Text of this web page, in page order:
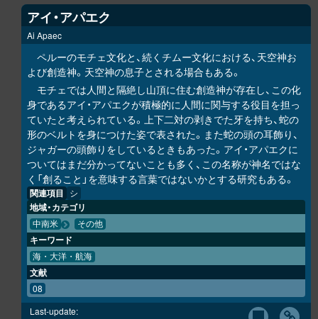
アイ・アパエク
Ai Apaec
ペルーのモチェ文化と、続くチムー文化における、天空神お
よび創造神。天空神の息子とされる場合もある。
モチェでは人間と隔絶し山頂に住む創造神が存在し、この化
身であるアイ・アパエクが積極的に人間に関与する役目を担っ
ていたと考えられている。上下二対の剥きでた牙を持ち、蛇の
形のベルトを身につけた姿で表された。また蛇の頭の耳飾り、
ジャガーの頭飾りをしているときもあった。アイ・アパエクに
ついてはまだ分かってないことも多く、この名称が神名ではな
く「創ること」を意味する言葉ではないかとする研究もある。
関連項目 シ
地域・カテゴリ
中南米 その他
キーワード
海・大洋・航海
文献
08
Last-update: